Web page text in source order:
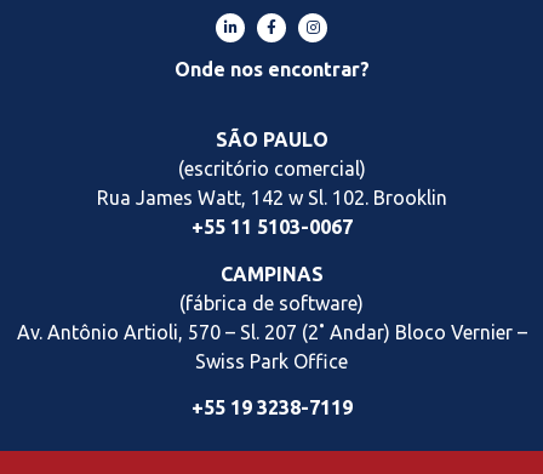
Onde nos encontrar?
SÃO PAULO
(escritório comercial)
Rua James Watt, 142 w Sl. 102. Brooklin
+55 11 5103-0067
CAMPINAS
(fábrica de software)
Av. Antônio Artioli, 570 – Sl. 207 (2˚ Andar) Bloco Vernier –
Swiss Park Office
+55 19 3238-7119